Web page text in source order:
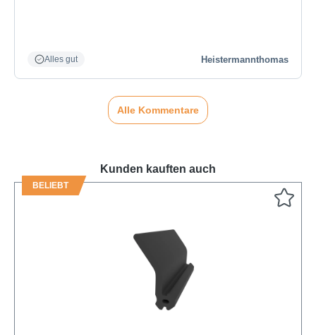
Alles gut Heistermannthomas
Alle Kommentare
Kunden kauften auch
BELIEBT